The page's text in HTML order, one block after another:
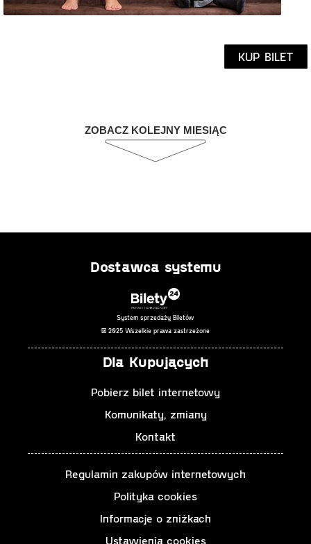
KUP BILET
ZOBACZ KOLEJNY MIESIĄC
Dostawca systemu
System sprzedaży Biletów
© 2025 Wszelkie prawa zastrzeżone
Dla Kupujących
Pobierz bilet internetowy
Komunikaty, zmiany
Kontakt
Regulamin zakupów internetowych
Polityka cookies
Informacje o zniżkach
Ustawienia cookies